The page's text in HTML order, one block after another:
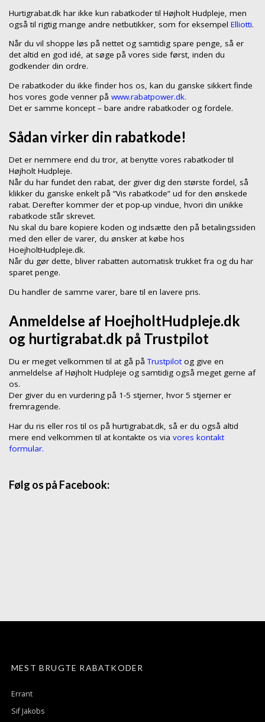
Hurtigrabat.dk har ikke kun rabatkoder til Højholt Hudpleje, men
også til rigtig mange andre netbutikker, som for eksempel Elliotti.
Når du vil shoppe løs på nettet og samtidig spare penge, så er
det altid en god idé, at søge på vores side først, inden du
godkender din ordre.
De rabatkoder du ikke finder hos os, kan du ganske sikkert finde
hos vores gode venner på www.rabatpower.dk.
Det er samme koncept – bare andre rabatkoder og fordele.
Sådan virker din rabatkode!
Det er nemmere end du tror, at benytte vores rabatkoder til
Højholt Hudpleje.
Når du har fundet den rabat, der giver dig den største fordel, så
klikker du ganske enkelt på ”Vis rabatkode” ud for den ønskede
rabat. Derefter kommer der et pop-up vindue, hvori din unikke
rabatkode står skrevet.
Nu skal du bare kopiere koden og indsætte den på betalingssiden
med den eller de varer, du ønsker at købe hos
HoejholtHudpleje.dk.
Når du gør dette, bliver rabatten automatisk trukket fra og du har
sparet penge.
Du handler de samme varer, bare til en lavere pris.
Anmeldelse af HoejholtHudpleje.dk
og hurtigrabat.dk på Trustpilot
Du er meget velkommen til at gå påTrustpilotog give en
anmeldelse af Højholt Hudpleje og samtidig også meget gerne af
os.
Der giver du en vurdering på 1-5 stjerner, hvor 5 stjerner er
fremragende.
Har du ris eller ros til os på hurtigrabat.dk, så er du også altid
mere end velkommen til at kontakte os via vores kontakt
formular.
Følg os på Facebook:
MEST BRUGTE RABATKODER
Errant
Sif Jakobs